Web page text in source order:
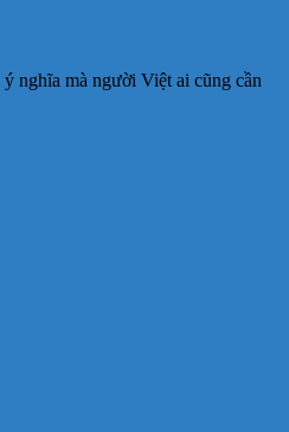
nghĩa mà người Việt ai cũng cần